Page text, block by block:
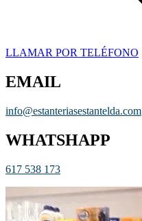
LLAMAR POR TELÉFONO
EMAIL
info@estanteriasestantelda.com
WHATSHAPP
617 538 173